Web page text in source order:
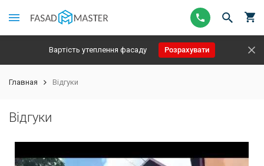
Вартість утеплення фасаду Розрахувати
Главная Відгуки
Відгуки